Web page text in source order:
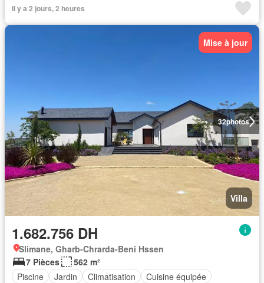
Il y a 2 jours, 2 heures
32photos
Mise à jour
Villa
1.682.756 DH
Slimane, Gharb-Chrarda-Beni Hssen
7 Pièces
562 m²
Piscine
Jardin Climatisation
Cuisine équipée